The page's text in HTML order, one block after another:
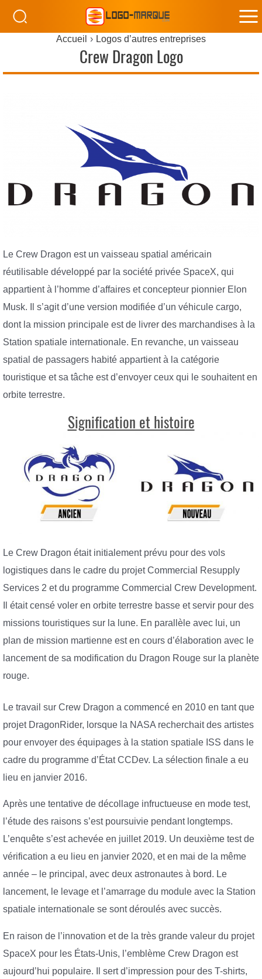
Accueil Logos d’autres entreprises
Crew Dragon Logo
Le Crew Dragon est un vaisseau spatial américain
réutilisable développé par la société privée SpaceX, qui
appartient à l’homme d’affaires et concepteur pionnier Elon
Musk. Il s’agit d’une version modifiée d’un véhicule cargo,
dont la mission principale est de livrer des marchandises à la
Station spatiale internationale. En revanche, un vaisseau
spatial de passagers habité appartient à la catégorie
touristique et sa tâche est d’envoyer ceux qui le souhaitent en
orbite terrestre.
Signification et histoire
Le Crew Dragon était initialement prévu pour des vols
logistiques dans le cadre du projet Commercial Resupply
Services 2 et du programme Commercial Crew Development.
Il était censé voler en orbite terrestre basse et servir pour des
missions touristiques sur la lune. En parallèle avec lui, un
plan de mission martienne est en cours d’élaboration avec le
lancement de sa modification du Dragon Rouge sur la planète
rouge.
Le travail sur Crew Dragon a commencé en 2010 en tant que
projet DragonRider, lorsque la NASA recherchait des artistes
pour envoyer des équipages à la station spatiale ISS dans le
cadre du programme d’État CCDev. La sélection finale a eu
lieu en janvier 2016.
Après une tentative de décollage infructueuse en mode test,
l’étude des raisons s’est poursuivie pendant longtemps.
L’enquête s’est achevée en juillet 2019. Un deuxième test de
vérification a eu lieu en janvier 2020, et en mai de la même
année – le principal, avec deux astronautes à bord. Le
lancement, le levage et l’amarrage du module avec la Station
spatiale internationale se sont déroulés avec succès.
En raison de l’innovation et de la très grande valeur du projet
SpaceX pour les États-Unis, l’emblème Crew Dragon est
aujourd’hui populaire. Il sert d’impression pour des T-shirts,